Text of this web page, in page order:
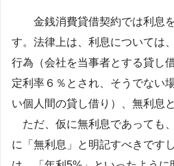
金銭消費貸借契約では利息を
す。法律上は、利息については
行為（会社を当事者とする貸し
定利率６％とされ、そうでない
い個人間の貸し借り）、無利息
ただ、仮に無利息であっても
に「無利息」と明記すべきです